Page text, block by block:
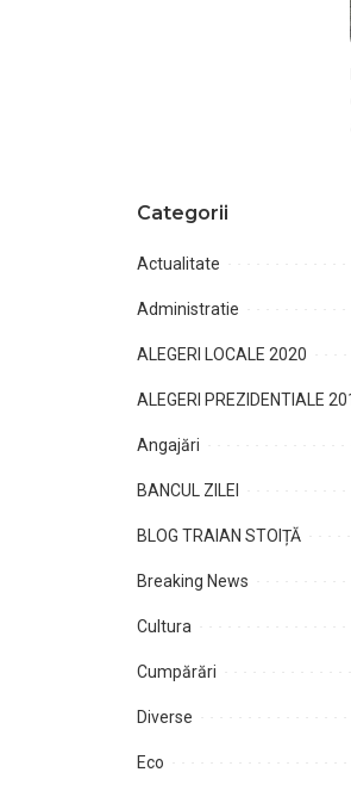
Categorii
Actualitate
Administratie
ALEGERI LOCALE 2020
ALEGERI PREZIDENTIALE
Angajări
BANCUL ZILEI
BLOG TRAIAN STOIȚĂ
Breaking News
Cultura
Cumpărări
Diverse
Eco